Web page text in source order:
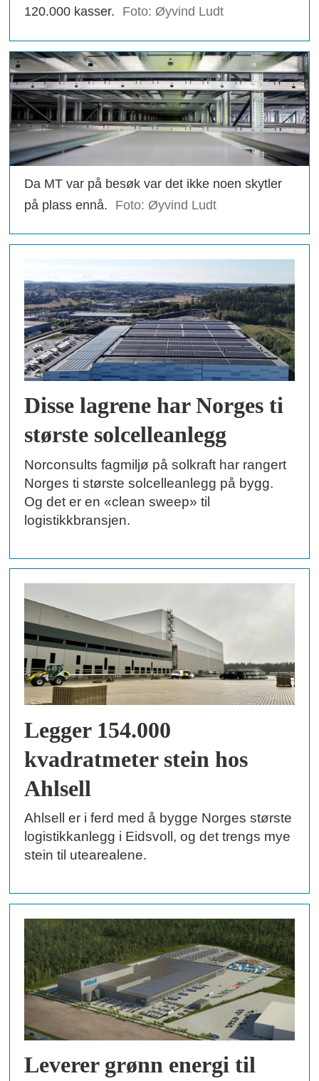
120.000 kasser. Foto: Øyvind Ludt
Da MT var på besøk var det ikke noen skytler
på plass ennå.
Foto: Øyvind Ludt
Disse lagrene har Norges ti
største solcelleanlegg
Norconsults fagmiljø på solkraft har rangert
Norges ti største solcelleanlegg på bygg.
Og det er en «clean sweep» til
logistikkbransjen.
Legger 154.000
kvadratmeter stein hos
Ahlsell
Ahlsell er i ferd med å bygge Norges største
logistikkanlegg i Eidsvoll, og det trengs mye
stein til utearealene.
Leverer grønn energi til